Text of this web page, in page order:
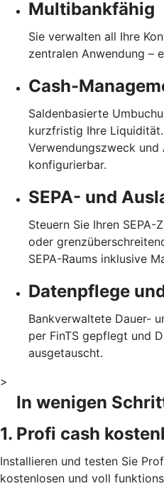
Multibankfähig
Sie verwalten all Ihre
zentralen Anwendung –
Cash-
Saldenbasierte
kurzfristig Ihre
Verwendungszweck
konfigurierbar.
SEPA- und
Steuern Sie Ihren
oder
SEPA-Raums inklusive
Datenpflege
Bankverwaltete Dauer-
per FinTS gepflegt und
ausgetauscht.
>
In wenigen
1. Profi cash
Installieren und testen Sie
kostenlosen und voll